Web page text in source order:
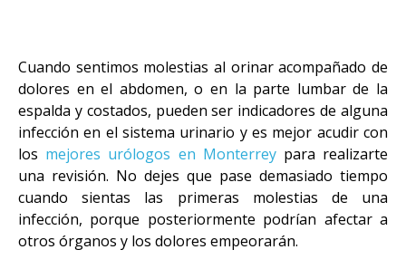
Cuando sentimos molestias al orinar acompañado de
dolores en el abdomen, o en la parte lumbar de la
espalda y costados, pueden ser indicadores de alguna
infección en el sistema urinario y es mejor acudir con
los mejores urólogos en Monterreypara realizarte
una revisión. No dejes que pase demasiado tiempo
cuando sientas las primeras molestias de una
infección, porque posteriormente podrían afectar a
otros órganos y los dolores empeorarán.